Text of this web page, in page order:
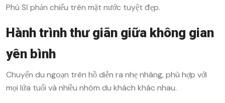
Phú Sĩ phản chiếu trên mặt nước tuyệt đẹp.
Hành trình thư giãn giữa không gian
yên bình
Chuyến du ngoạn trên hồ diễn ra nhẹ nhàng, phù hợp với
mọi lứa tuổi và nhiều nhóm du khách khác nhau.